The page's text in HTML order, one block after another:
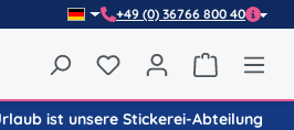
+49 (0) 36766 800 40
Du hast 0 Produkte
ist unsere Stickerei-Abteilung